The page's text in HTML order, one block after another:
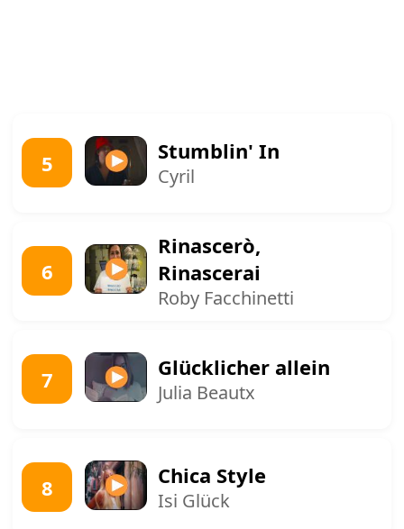
5 Stumblin' In
Cyril
6
Rinascerò,
Rinascerai
Roby Facchinetti
7 Glücklicher allein
Julia Beautx
8 Chica Style
Isi Glück